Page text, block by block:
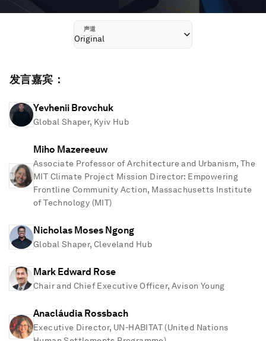
声道
Original
发言嘉宾：
Yevhenii Brovchuk
Global Shaper, Kyiv Hub
Miho Mazereeuw
Associate Professor of Architecture and Urbanism, The
MIT Climate Project Mission Director: Empowering
Frontline Community Action, Massachusetts Institute
of Technology (MIT)
Nicholas Moses Ngong
Global Shaper, Cleveland Hub
Mark Edward Rose
Chair and Chief Executive Officer, Avison Young
Anacláudia Rossbach
Executive Director, UN-HABITAT (United Nations